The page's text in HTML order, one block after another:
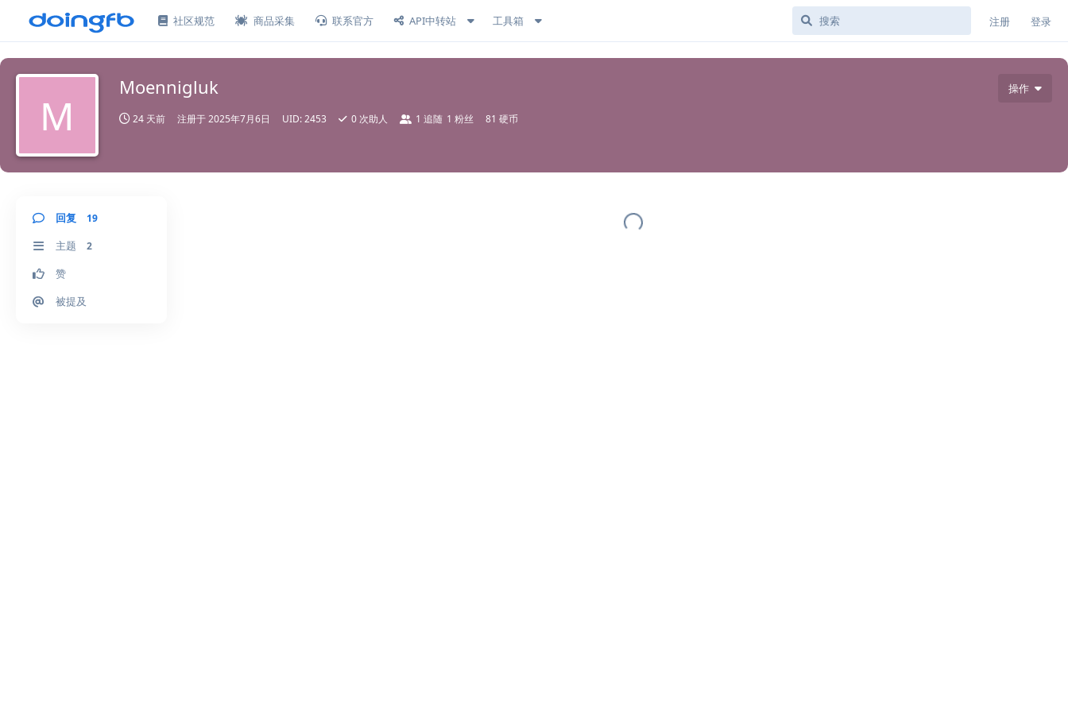
社区规范 商品采集 联系官方 API中转站 工具箱 注册 登录
操作
M
Moennigluk
24 天前 注册于2025年7月6日 UID:2453 0 次助人 1 追随 1 粉丝 81 硬币
回复 19
主题 2
赞
被提及